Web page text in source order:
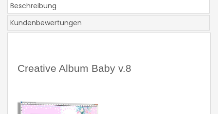
Beschreibung
Kundenbewertungen
Creative Album Baby v.8